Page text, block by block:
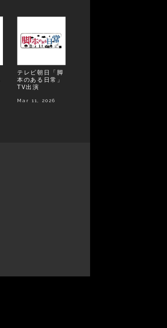
テレビ朝日「脚
本のある日常」
TV出演
Mar 11, 2026